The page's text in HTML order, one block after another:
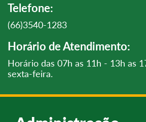
Telefone:
(66)3540-1283
Horário de Atendimento:
Horário das 07h as 11h - 13h as
sexta-feira.